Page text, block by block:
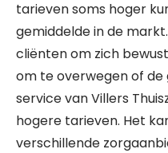
tarieven soms hoger
gemiddelde in de
cliënten om zich
om te overwegen of
service van Villers
hogere tarieven. Het
verschillende